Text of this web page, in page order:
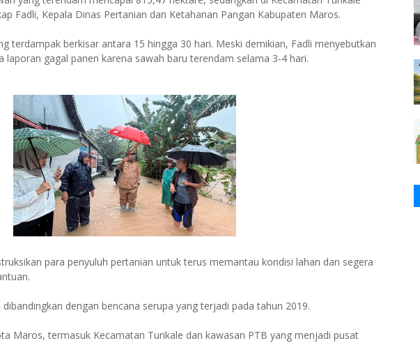
Fadli, Kepala Dinas Pertanian dan Ketahanan Pangan Kabupaten Maros.
terdampak berkisar antara 15 hingga 30 hari. Meski demikian, Fadli menyebutkan
laporan gagal panen karena sawah baru terendam selama 3-4 hari.
para penyuluh pertanian untuk terus memantau kondisi lahan dan segera
dengan bencana serupa yang terjadi pada tahun 2019.
Maros, termasuk Kecamatan Turikale dan kawasan PTB yang menjadi pusat